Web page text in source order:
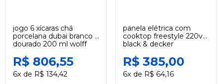
jogo 6 xícaras chá
porcelana dubai branco e
dourado 200 ml wolff
R$ 806,55
6x de R$ 134,42
panela elétrica com
cooktop freestyle 220v
black & decker
R$ 385,00
6x de R$ 64,16